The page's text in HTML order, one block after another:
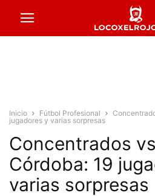
Inicio Fútbol Profesional
jugadores y varias sorpresas
Concentrados
Córdoba: 19
varias sorpresas